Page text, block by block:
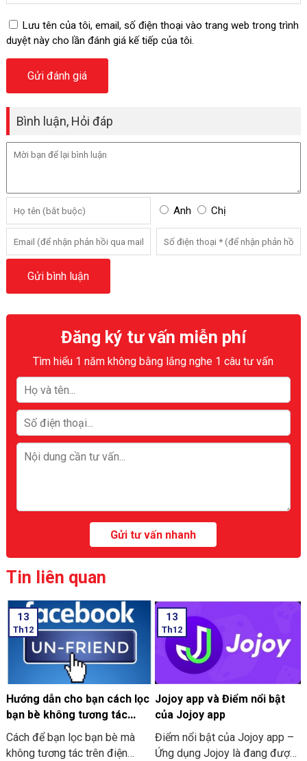
Lưu tên của tôi, email, số điện thoại vào trang web trong trình
duyệt này cho lần đánh giá kế tiếp của tôi.
Bình luận, Hỏi đáp
Anh Chị
Đăng ký tư vấn miễn phí
Tìm hiểu 1 năm không bằng lắng nghe 1 câu tư vấn
Tin liên quan
13
Th12
Hướng dẫn cho bạn cách lọc
bạn bè không tương tác
trên Facebook nhanh nhất
2024
Cách để bạn lọc bạn bè mà
không tương tác trên điện
13
Th12
Jojoy app và Điểm nổi bật
của Jojoy app
Điểm nổi bật của Jojoy app –
Ứng dụng Jojoy là đang được